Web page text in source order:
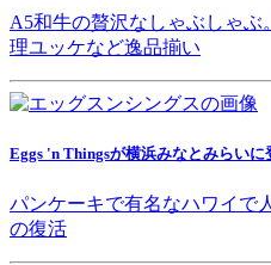
A5和牛の贅沢なしゃぶしゃぶ
理ユッケなど逸品揃い
Eggs 'n Thingsが横浜みなとみらいに
パンケーキで有名なハワイで
の復活